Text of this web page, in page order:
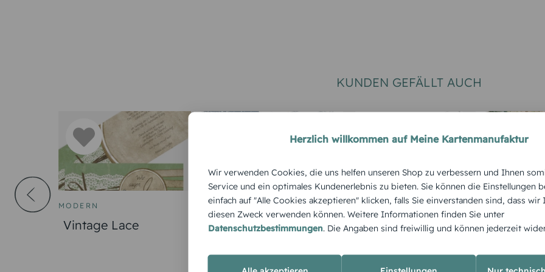
KUNDEN GEFÄLLT AUCH
MODERN
Vintage Lace
HOCHZEITSKARTEN
Funkenflug
HOCHZEITSKARTEN
Save-the-Date
Herzlich willkommen auf Meine Kartenmanufaktur
Wir verwenden Cookies, die uns helfen unseren Shop zu verbessern und Ihnen
Service und ein optimales Kundenerlebnis zu bieten. Sie können die Einstellungen
einfach auf "Alle Cookies akzeptieren" klicken, falls Sie einverstanden sind, dass
diesen Zweck verwenden können. Weitere Informationen finden Sie unter
Datenschutzbestimmungen. Die Angaben sind freiwillig und können jederzeit